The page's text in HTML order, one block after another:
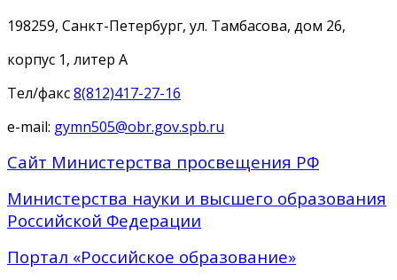
198259, Санкт-Петербург, ул. Тамбасова, дом 26,
корпус 1, литер А
Тел/факс8(812)417-27-16
e-mail: gymn505@obr.gov.spb.ru
Сайт Министерства просвещения РФ
Министерства науки и высшего образования
Российской Федерации
Портал «Российское образование»